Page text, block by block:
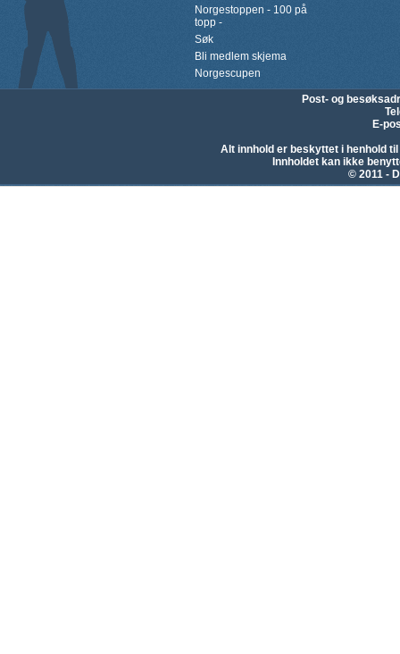
Norgestoppen - 100 på
topp -
Søk
Bli medlem skjema
Norgescupen
Post- og
E-
Alt innhold er beskyttet i henhold
Innholdet kan ikke
© 2011 -